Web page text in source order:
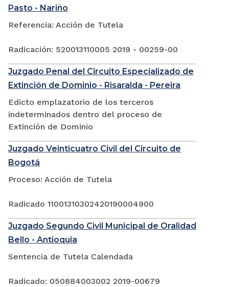
Pasto - Nariño
Referencia: Acción de Tutela
Radicación: 520013110005 2019 - 00259-00
Juzgado Penal del Circuito Especializado de
Extinción de Dominio - Risaralda - Pereira
Edicto emplazatorio de los terceros
indeterminados dentro del proceso de
Extinción de Dominio
Juzgado Veinticuatro Civil del Circuito de
Bogotá
Proceso: Acción de Tutela
Radicado 11001310302420190004900
Juzgado Segundo Civil Municipal de Oralidad
Bello - Antioquia
Sentencia de Tutela Calendada
Radicado: 050884003002 2019-00679